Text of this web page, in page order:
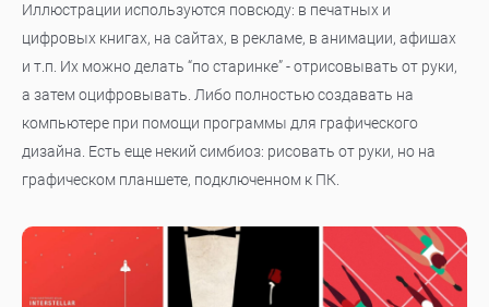
Иллюстрации используются повсюду: в печатных и
цифровых книгах, на сайтах, в рекламе, в анимации, афишах
и т.п. Их можно делать “по старинке” - отрисовывать от руки,
а затем оцифровывать. Либо полностью создавать на
компьютере при помощи программы для графического
дизайна. Есть еще некий симбиоз: рисовать от руки, но на
графическом планшете, подключенном к ПК.